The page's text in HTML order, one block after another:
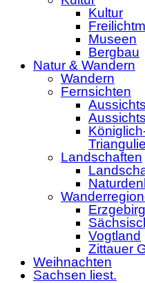
Kultur
Museen
Bergbau
Natur & Wandern
Wandern
Fernsichten
Landschaften
Vogtland
Zittauer
Weihnachten
Sachsen liest.